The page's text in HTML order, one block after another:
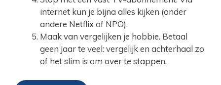
internet kun je bijna alles kijken (onder
andere Netflix of NPO).
Maak van vergelijken je hobbie. Betaal
geen jaar te veel: vergelijk en achterhaal zo
of het slim is om over te stappen.